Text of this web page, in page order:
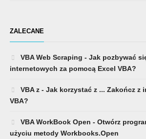
ZALECANE
VBA Web Scraping - Jak pozbywać
internetowych za pomocą Excel VBA?
VBA z - Jak korzystać z ... Zakończ z
VBA?
VBA WorkBook Open - Otwórz
użyciu metody Workbooks.Open